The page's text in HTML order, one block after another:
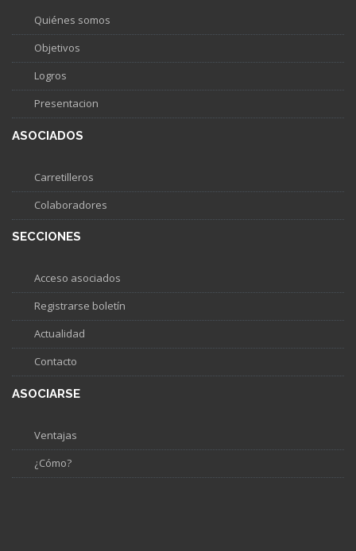
Quiénes somos
Objetivos
Logros
Presentacion
ASOCIADOS
Carretilleros
Colaboradores
SECCIONES
Acceso asociados
Registrarse boletín
Actualidad
Contacto
ASOCIARSE
Ventajas
¿Cómo?